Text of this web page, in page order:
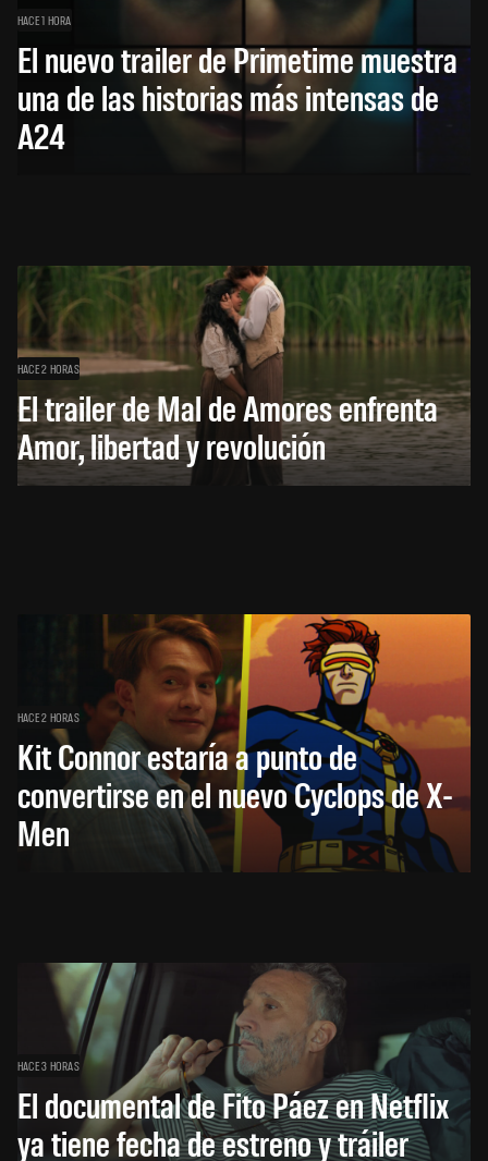
HACE 1 HORA
El nuevo trailer de Primetime muestra
una de las historias más intensas de
A24
HACE 2 HORAS
El trailer de Mal de Amores enfrenta
Amor, libertad y revolución
HACE 2 HORAS
Kit Connor estaría a punto de
convertirse en el nuevo Cyclops de X-
Men
HACE 3 HORAS
El documental de Fito Páez en Netflix
ya tiene fecha de estreno y tráiler